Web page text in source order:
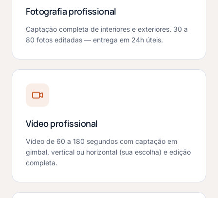
Fotografia profissional
Captação completa de interiores e exteriores. 30 a
80 fotos editadas — entrega em 24h úteis.
Vídeo profissional
Vídeo de 60 a 180 segundos com captação em
gimbal, vertical ou horizontal (sua escolha) e edição
completa.